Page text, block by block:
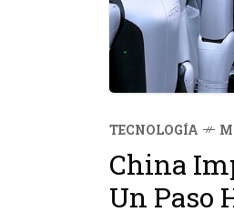
TECNOLOGÍA
China
Un Paso